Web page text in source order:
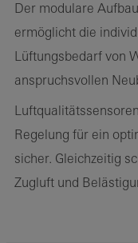
Der modulare
ermöglicht die
Lüftungsbedarf von
anspruchsvollen
Regelung für ein
sicher. Gleichzeitig
Zugluft und